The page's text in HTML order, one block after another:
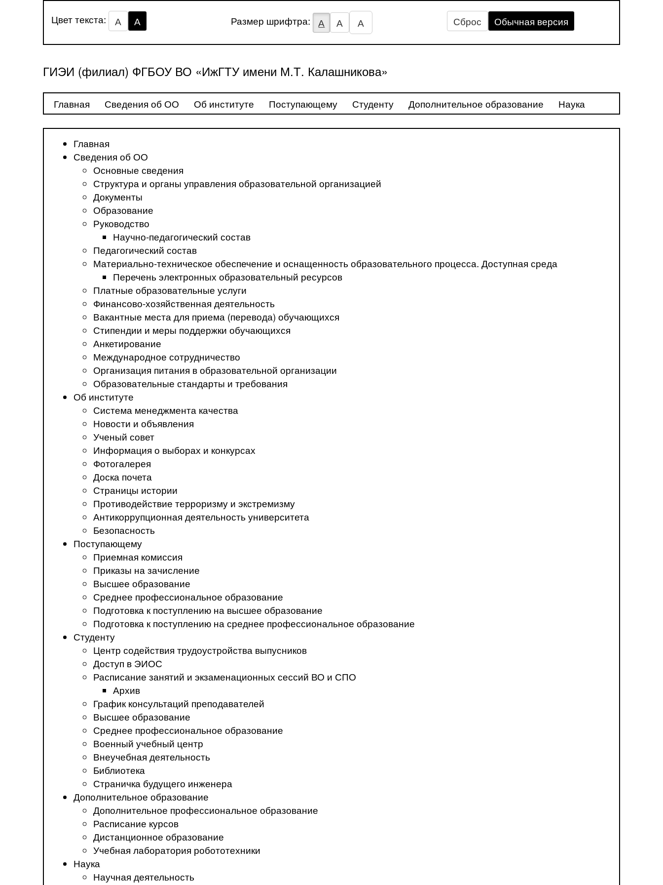
Цвет текста: А А Размер шрифтра: А А А Сброс Обычная версия
ГИЭИ (филиал) ФГБОУ ВО «ИжГТУ имени М.Т. Калашникова»
Главная Сведения об ОО Об институте Поступающему Студенту Дополнительное образование Наука
Главная
Сведения об ОО
Основные сведения
Структура и органы управления образовательной организацией
Документы
Образование
Руководство
Научно-педагогический состав
Педагогический состав
Материально-техническое обеспечение и оснащенность образовательного процесса. Доступная среда
Перечень электронных образовательный ресурсов
Платные образовательные услуги
Финансово-хозяйственная деятельность
Вакантные места для приема (перевода) обучающихся
Стипендии и меры поддержки обучающихся
Анкетирование
Международное сотрудничество
Организация питания в образовательной организации
Образовательные стандарты и требования
Об институте
Система менеджмента качества
Новости и объявления
Ученый совет
Информация о выборах и конкурсах
Фотогалерея
Доска почета
Страницы истории
Противодействие терроризму и экстремизму
Антикоррупционная деятельность университета
Безопасность
Поступающему
Приемная комиссия
Приказы на зачисление
Высшее образование
Среднее профессиональное образование
Подготовка к поступлению на высшее образование
Подготовка к поступлению на среднее профессиональное образование
Студенту
Центр содействия трудоустройства выпусников
Доступ в ЭИОС
Расписание занятий и экзаменационных сессий ВО и СПО
Архив
График консультаций преподавателей
Высшее образование
Среднее профессиональное образование
Военный учебный центр
Внеучебная деятельность
Библиотека
Страничка будущего инженера
Дополнительное образование
Дополнительное профессиональное образование
Расписание курсов
Дистанционное образование
Учебная лаборатория робототехники
Наука
Научная деятельность